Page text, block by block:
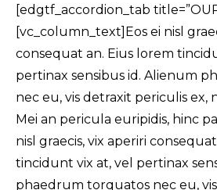
[edgtf_accordion_tab
[vc_column_text]Eos ei nisl
consequat an. Eius lorem
pertinax sensibus id. Alienum
nec eu, vis detraxit periculis ex,
Mei an pericula euripidis, hinc
nisl graecis, vix aperiri
tincidunt vix at, vel pertinax
phaedrum torquatos nec eu,